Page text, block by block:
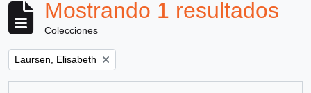
Mostrando 1 resultados
Colecciones
Remove filter:
Laursen, Elisabeth